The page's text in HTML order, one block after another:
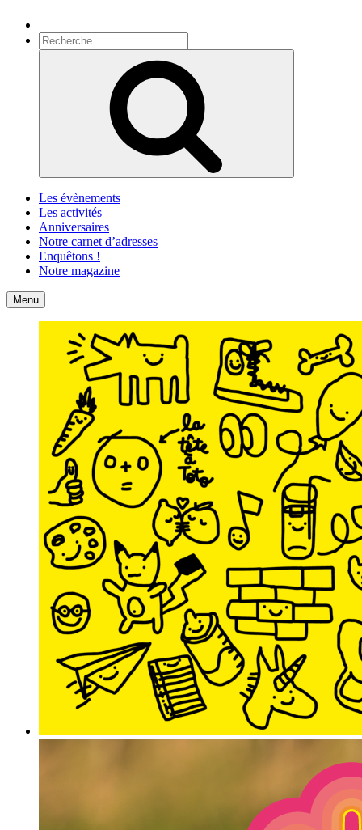
Recherche
pour
Les évènements
Les activités
Anniversaires
Notre carnet d’adresses
Enquêtons !
Notre magazine
Accueil
Menu Contact